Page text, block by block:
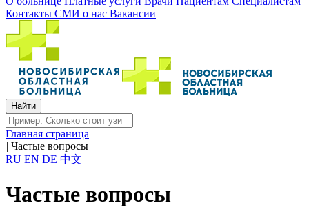
Контакты СМИ о нас Вакансии
Главная страница
| Частые вопросы
RU EN DE 中文
Частые вопросы